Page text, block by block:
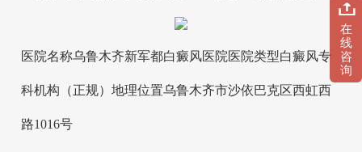
医院名称乌鲁木齐新军都白癜风医院医院类型白癜风专
科机构（正规）地理位置乌鲁木齐市沙依巴克区西虹西
路1016号
在
线
咨
询